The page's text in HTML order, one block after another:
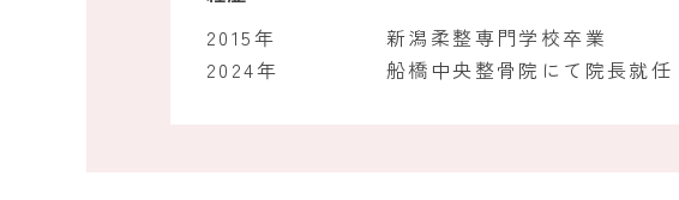
2015年
新潟柔整専門学校卒業
2024年
船橋中央整骨院にて院長就任